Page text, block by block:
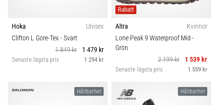
Hoka
Unisex
Clifton L Gore-Tex- Svart
1 849 kr
1 479 kr
Senaste lägsta pris 1 294 kr
Rabatt
Altra
Kvinnor
Lone Peak 9 Waterproof Mid -
Grön
2 199 kr
1 539 kr
Senaste lägsta pris 1 559 kr
Hållbarhet Hållbarhet